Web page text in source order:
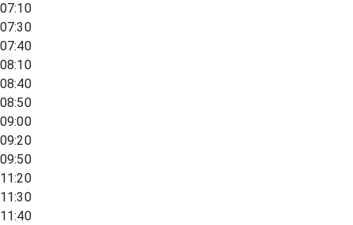
07:10
07:30
07:40
08:10
08:40
08:50
09:00
09:20
09:50
11:20
11:30
11:40